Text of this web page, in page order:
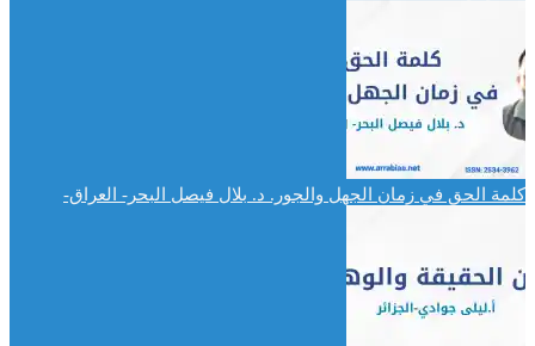
كلمة الحق في زمان الجهل والجور. د. بلال فيصل البحر- العراق-